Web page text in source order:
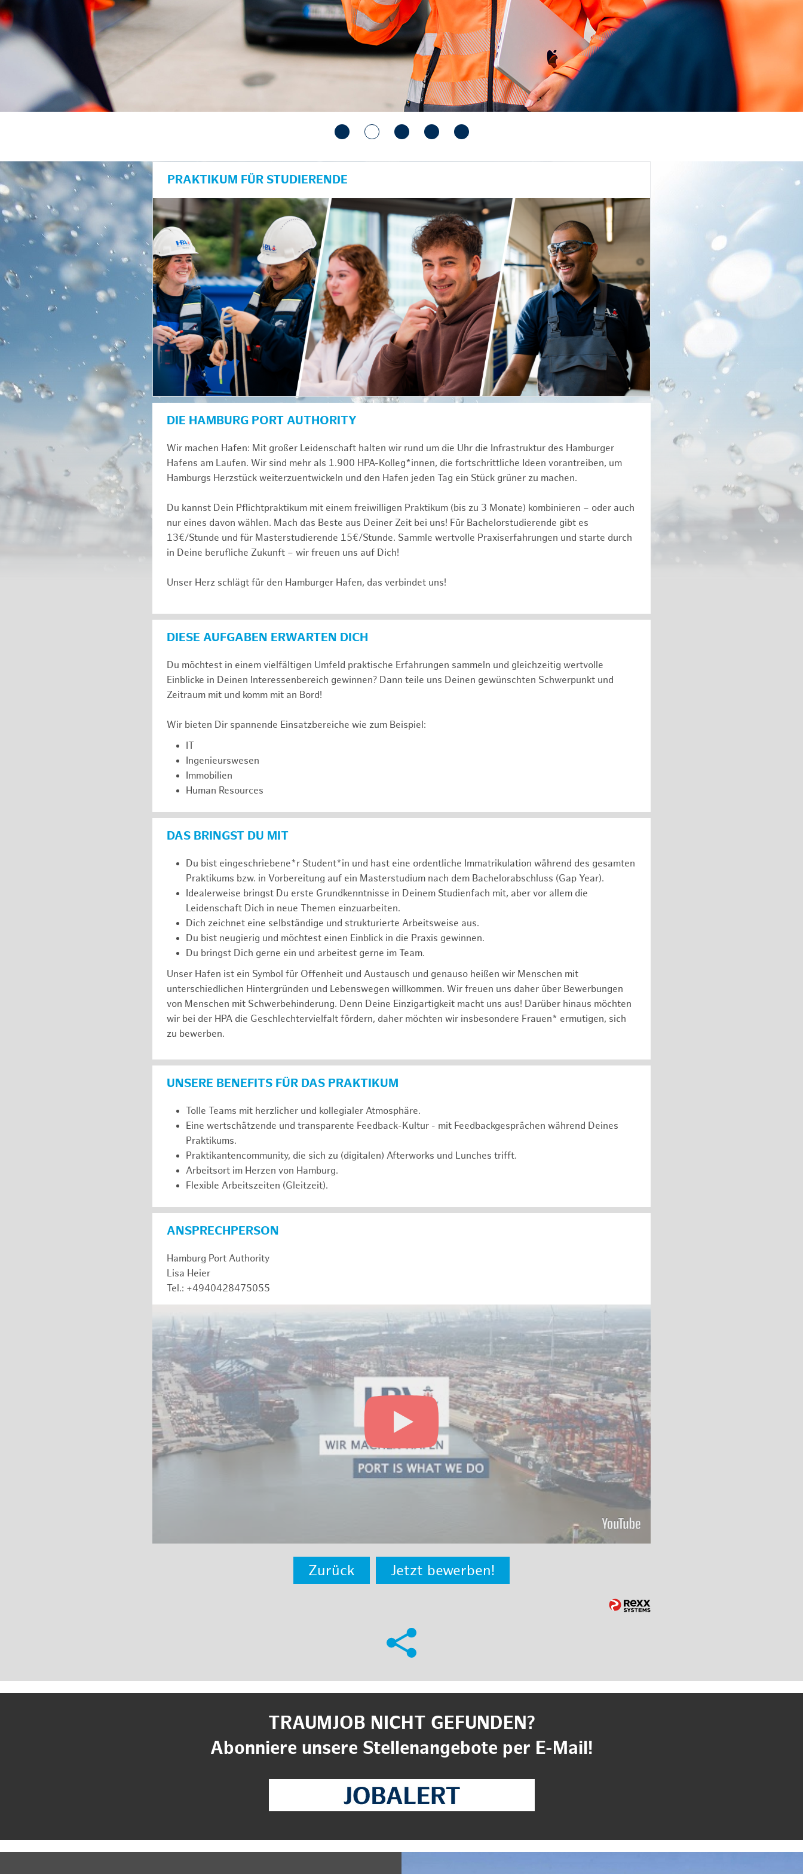
anzeigen/schließen
PRAKTIKUM FÜR STUDIERENDE
DIE HAMBURG PORT AUTHORITY
Wir machen Hafen: Mit großer Leidenschaft halten wir rund um die Uhr die Infrastruktur des Hamburger
Hafens am Laufen. Wir sind mehr als 1.900 HPA-Kolleg*innen, die fortschrittliche Ideen vorantreiben, um
Hamburgs Herzstück weiterzuentwickeln und den Hafen jeden Tag ein Stück grüner zu machen.
Du kannst Dein Pflichtpraktikum mit einem freiwilligen Praktikum (bis zu 3 Monate) kombinieren – oder auch
nur eines davon wählen. Mach das Beste aus Deiner Zeit bei uns! Für Bachelorstudierende gibt es
13€/Stunde und für Masterstudierende 15€/Stunde. Sammle wertvolle Praxiserfahrungen und starte durch
in Deine berufliche Zukunft – wir freuen uns auf Dich!
Unser Herz schlägt für den Hamburger Hafen, das verbindet uns!
DIESE AUFGABEN ERWARTEN DICH
Du möchtest in einem vielfältigen Umfeld praktische Erfahrungen sammeln und gleichzeitig wertvolle
Einblicke in Deinen Interessenbereich gewinnen? Dann teile uns Deinen gewünschten Schwerpunkt und
Zeitraum mit und komm mit an Bord!
Wir bieten Dir spannende Einsatzbereiche wie zum Beispiel:
IT
Ingenieurswesen
Immobilien
Human Resources
DAS BRINGST DU MIT
Du bist eingeschriebene*r Student*in und hast eine ordentliche Immatrikulation während des gesamten
Praktikums bzw. in Vorbereitung auf ein Masterstudium nach dem Bachelorabschluss (Gap Year).
Idealerweise bringst Du erste Grundkenntnisse in Deinem Studienfach mit, aber vor allem die
Leidenschaft Dich in neue Themen einzuarbeiten.
Dich zeichnet eine selbständige und strukturierte Arbeitsweise aus.
Du bist neugierig und möchtest einen Einblick in die Praxis gewinnen.
Du bringst Dich gerne ein und arbeitest gerne im Team.
Unser Hafen ist ein Symbol für Offenheit und Austausch und genauso heißen wir Menschen mit
unterschiedlichen Hintergründen und Lebenswegen willkommen. Wir freuen uns daher über Bewerbungen
von Menschen mit Schwerbehinderung. Denn Deine Einzigartigkeit macht uns aus! Darüber hinaus möchten
wir bei der HPA die Geschlechtervielfalt fördern, daher möchten wir insbesondere Frauen* ermutigen, sich
zu bewerben.
UNSERE BENEFITS FÜR DAS PRAKTIKUM
Tolle Teams mit herzlicher und kollegialer Atmosphäre.
Eine wertschätzende und transparente Feedback-Kultur - mit Feedbackgesprächen während Deines
Praktikums.
Praktikantencommunity, die sich zu (digitalen) Afterworks und Lunches trifft.
Arbeitsort im Herzen von Hamburg.
Flexible Arbeitszeiten (Gleitzeit).
ANSPRECHPERSON
Hamburg Port Authority
Lisa Heier
Tel.: +4940428475055
Zurück Jetzt bewerben!
TRAUMJOB NICHT GEFUNDEN?
Abonniere unsere Stellenangebote per E-Mail!